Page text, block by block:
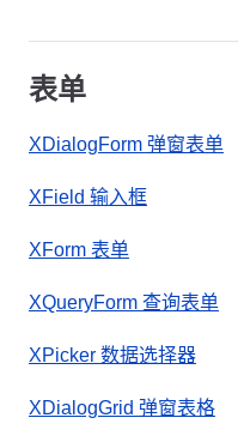
表单
XDialogForm 弹窗表单
XField 输入框
XForm 表单
XQueryForm 查询表单
XPicker 数据选择器
XDialogGrid 弹窗表格